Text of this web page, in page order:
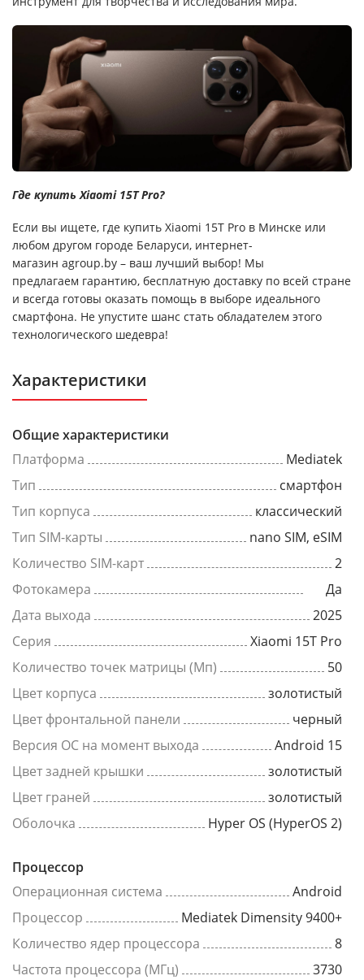
Где купить Xiaomi 15T Pro?
Если вы ищете, где купить Xiaomi 15T Pro в Минске или
любом другом городе Беларуси, интернет-
магазин agroup.by – ваш лучший выбор! Мы
предлагаем гарантию, бесплатную доставку по всей стране
и всегда готовы оказать помощь в выборе идеального
смартфона. Не упустите шанс стать обладателем этого
технологического шедевра!
Характеристики
Общие характеристики
Платформа
Mediatek
Тип
смартфон
Тип корпуса
классический
Тип SIM-карты
nano SIM, eSIM
Количество SIM-карт
2
Фотокамера
Да
Дата выхода
2025
Серия
Xiaomi 15T Pro
Количество точек матрицы (Мп)
50
Цвет корпуса
золотистый
Цвет фронтальной панели
черный
Версия ОС на момент выхода
Android 15
Цвет задней крышки
золотистый
Цвет граней
золотистый
Оболочка
Hyper OS (HyperOS 2)
Процессор
Операционная система
Android
Процессор
Mediatek Dimensity 9400+
Количество ядер процессора
8
Частота процессора (МГц)
3730